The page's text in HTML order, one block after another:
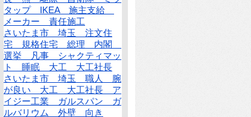
タップ IKEA 施主支給
メーカー 責任施工
さいたま市 埼玉 注文住
宅 規格住宅 総理 内閣
選挙 凡事 シャクティマッ
ト 睡眠 大工 大工社長
さいたま市 埼玉 職人 腕
が良い 大工 大工社長 ア
イジー工業 ガルスパン ガ
ルバリウム 外壁 向き